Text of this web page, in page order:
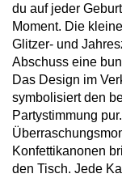
du auf jeder
Moment. Die
Glitzer- und
Abschuss eine
Das Design im
symbolisiert den
Partystimmung
Konfettikanonen
den Tisch. Jede